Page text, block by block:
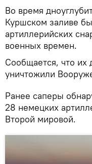
Во время
Куршском заливе
артиллерийских
военных времен.
Сообщается, что их
уничтожили
Ранее саперы
28 немецких
Второй мировой.